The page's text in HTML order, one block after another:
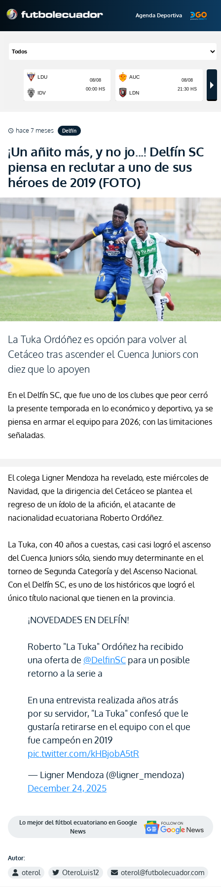
Agenda Deportiva
schedule hace 7 meses Delfín
¡Un añito más, y no jo...! Delfín SC
piensa en reclutar a uno de sus
héroes de 2019 (FOTO)
La Tuka Ordóñez es opción para volver al
Cetáceo tras ascender el Cuenca Juniors con
diez que lo apoyen
En el Delfín SC, que fue uno de los clubes que peor cerró
la presente temporada en lo económico y deportivo, ya se
piensa en armar el equipo para 2026; con las limitaciones
señaladas.
El colega Ligner Mendoza ha revelado, este miércoles de
Navidad, que la dirigencia del Cetáceo se plantea el
regreso de un ídolo de la afición, el atacante de
nacionalidad ecuatoriana Roberto Ordóñez.
La Tuka, con 40 años a cuestas, casi casi logró el ascenso
del Cuenca Juniors sólo, siendo muy determinante en el
torneo de Segunda Categoría y del Ascenso Nacional.
Con el Delfín SC, es uno de los históricos que logró el
único título nacional que tienen en la provincia.
¡NOVEDADES EN DELFÍN!
Roberto "La Tuka" Ordóñez ha recibido
una oferta de @DelfinSC para un posible
retorno a la serie a
En una entrevista realizada años atrás
por su servidor, "La Tuka" confesó que le
gustaría retirarse en el equipo con el que
fue campeón en 2019
pic.twitter.com/kHBjobA5tR
— Ligner Mendoza (@ligner_mendoza)
December 24, 2025
Lo mejor del fútbol ecuatoriano en Google
News
Autor:
oterol OteroLuis12 oterol@futbolecuador.com